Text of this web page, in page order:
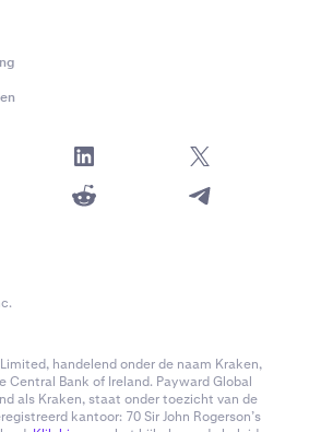
handelend onder de naam Kraken,
Central Bank of Ireland. Payward Global
als Kraken, staat onder toezicht van de
kantoor: 70 Sir John Rogerson’s